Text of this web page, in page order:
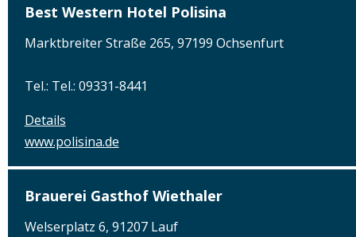
Best Western Hotel Polisina
Marktbreiter Straße 265, 97199 Ochsenfurt
Tel.: Tel.: 09331-8441
Details
www.polisina.de
Brauerei Gasthof Wiethaler
Welserplatz 6, 91207 Lauf